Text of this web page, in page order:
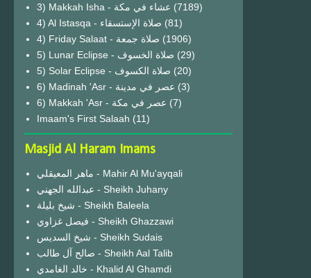
3) Makkah Isha - عشاء في مكة (7189)
4) Al Istasqa - صلاة الإستسقاء (81)
4) Friday Salaat - صلاة جمعة (1906)
5) Lunar Eclipse - صلاة الخسوف (29)
(20)
6) Madinah 'Asr - عصر في مدينة (3)
6) Makkah 'Asr - عصر في مكة (7)
Imaam's First Salaah (11)
Masjid Al Haram Imams
ماهر المعيقلي - Mahir Al Mu'ayqali
عبدالله الجهني - Sheikh Juhany
شيخ بليلة - Sheikh Baleela
فيصل غزاوي - Sheikh Ghazzawi
شيخ السديس - Sheikh Sudais
صالح آل طالب - Sheikh Aal Talib
خالد الغامدي - Khalid Al Ghamdi